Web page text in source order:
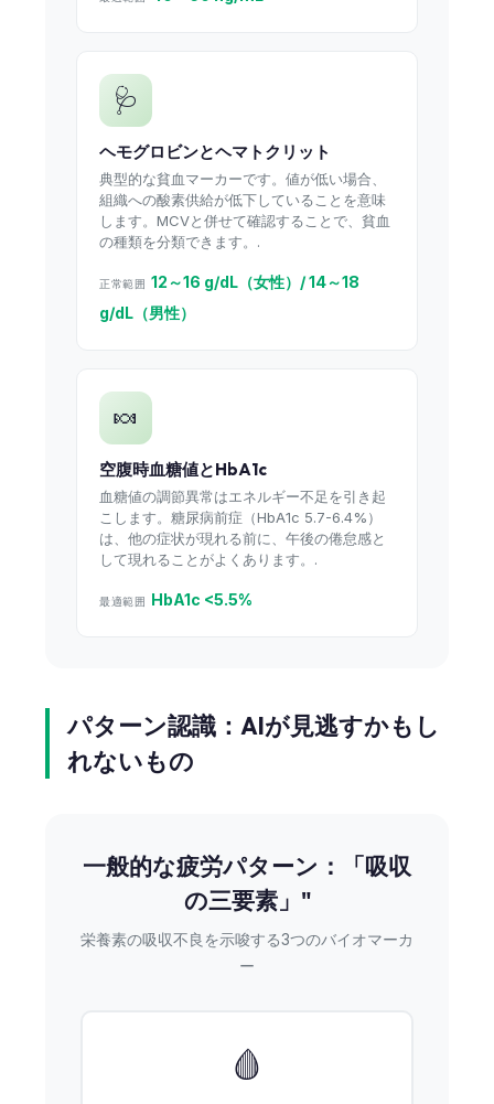
🩺
ヘモグロビンとヘマトクリット
典型的な貧血マーカーです。値が低い場合、
組織への酸素供給が低下していることを意味
します。MCVと併せて確認することで、貧血
の種類を分類できます。.
正常範囲 12～16 g/dL（女性）/ 14～18
g/dL（男性）
🍬
空腹時血糖値とHbA1c
血糖値の調節異常はエネルギー不足を引き起
こします。糖尿病前症（HbA1c 5.7-6.4%）
は、他の症状が現れる前に、午後の倦怠感と
して現れることがよくあります。.
最適範囲 HbA1c <5.5%
パターン認識：AIが見逃すかもし
れないもの
一般的な疲労パターン：「吸収
の三要素」"
栄養素の吸収不良を示唆する3つのバイオマーカ
ー
🩸